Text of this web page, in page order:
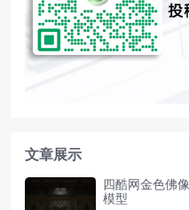
文章展示
四酷网金色佛
模型